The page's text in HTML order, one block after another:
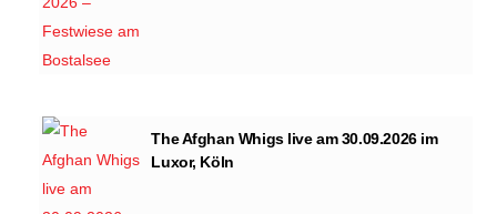
The Afghan Whigs live am 30.09.2026 im
Luxor, Köln